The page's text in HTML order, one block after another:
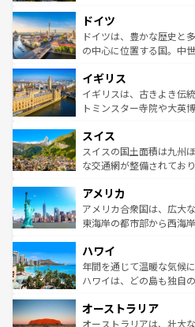
の城塞都市、穏やかなビ
せる。地方によって風土
で、幅広い魅力が詰まっ
聖堂、美しいビーチ、そ
から魅了する。また、フ
いる。シャンパンの発祥
香り高いラベンダー畑な
らに、パリ以外の地域に
れる地方に足を運ぶとそ
きるだろう。 な
を参照してほしい。
ドイツ
ドイツは、豊かな歴史と
の中心に位置する国。中
顔を持つこの国は、どこ
ルリンの文化的活気、バ
してライン川沿いのワイ
は、お酒好きな人にはぜひ体験し
ドイツ情報はコンテンツ
イギリス
イギリスは、古きよき伝
トミンスター寺院や大英
リアごとに異なる魅力が
ティー、ビール好きには
戦など、本場だからこそ
ンツ一覧を参照してほしい
スイス
スイスの国土面積は九州
な交通網が整備されてお
の建物がそのまま残る町
博物館もあり、アルプス
ことができる。国民の所
ば市内交通費無料で観光を楽
着のスイス情報はコンテ
アメリカ
アメリカ合衆国は、広大
東海岸の都市部から西海
のような巨大都市は、観
ンメントが詰まった刺激
西部には大自然が広がり
部のニューオーリンズで
文化が魅力。旅行者はア
ハワイ
年間を通じて温暖な気候
ハワイは、どの島も独自
ワイ島は見逃せない。ま
島だが、静かな自然を求
オーストラリア
オーストラリアは、壮大